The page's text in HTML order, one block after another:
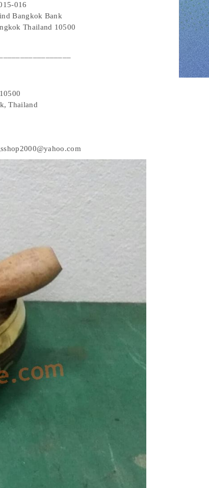
016
Bangkok Bank
Thailand 10500
Thailand